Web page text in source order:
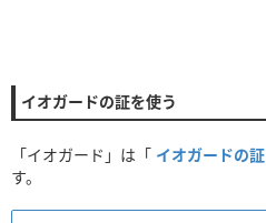
イオガードの証を使う
「イオガード」は「 イオガードの証
す。